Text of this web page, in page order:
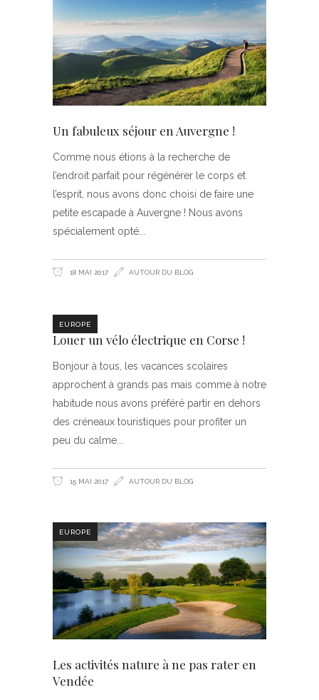
Un fabuleux séjour en Auvergne !
Comme nous étions à la recherche de
l’endroit parfait pour régénérer le corps et
l’esprit, nous avons donc choisi de faire une
petite escapade à Auvergne ! Nous avons
spécialement opté
18 MAI 2017 AUTOUR DU BLOG
EUROPE
Louer un vélo électrique en Corse !
Bonjour à tous, les vacances scolaires
approchent à grands pas mais comme à notre
habitude nous avons préféré partir en dehors
des créneaux touristiques pour profiter un
peu du calme
15 MAI 2017 AUTOUR DU BLOG
EUROPE
Les activités nature à ne pas rater en
Vendée